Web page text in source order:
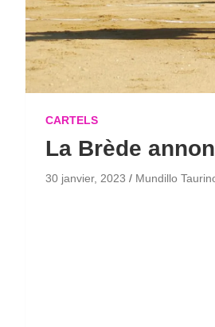
CARTELS
La Brède
30 janvier, 2023 Mundillo